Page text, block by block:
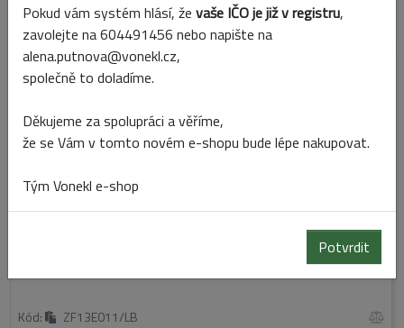
Skladem
AROMALAMPA V10X9CM SV.MODRÁ
Výprodej
Kód: ZF13E011/LB
Pokud vám systém hlásí, že vaše IČO je již v registru,
zavolejte na 604491456 nebo napište na
alena.putnova@vonekl.cz,
společně to doladíme.
Děkujeme za spolupráci a věříme,
že se Vám v tomto novém e-shopu bude lépe nakupovat.
Tým Vonekl e-shop
Potvrdit